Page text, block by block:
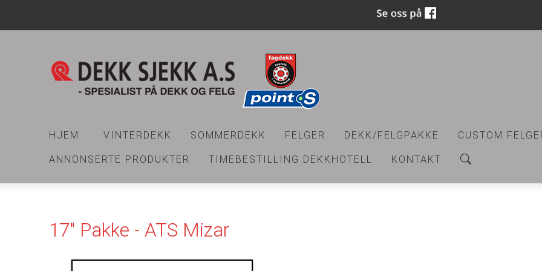
HJEM VINTERDEKK SOMMERDEKK FELGER DEKK/FELGPAKKE CUSTOM
ANNONSERTE PRODUKTER TIMEBESTILLING DEKKHOTELL KONTAKT
17" Pakke - ATS Mizar